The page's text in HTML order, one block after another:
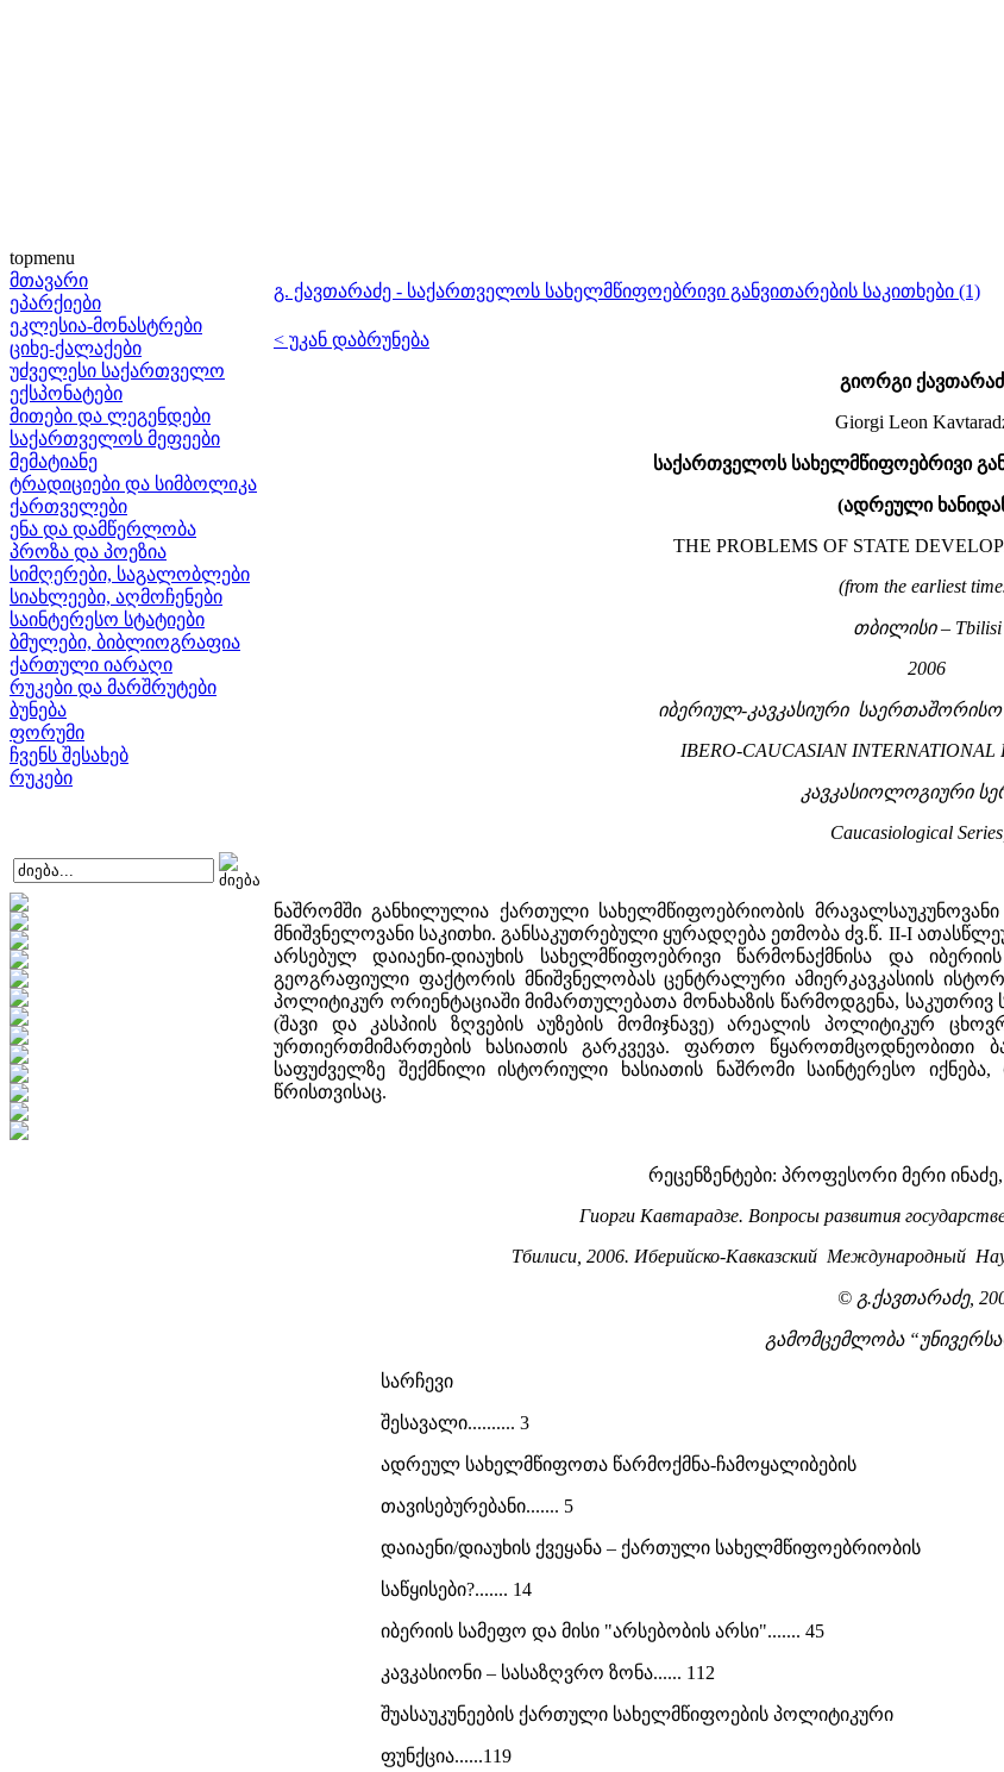
topmenu
მთავარი
ეპარქიები
ეკლესია-მონასტრები
ციხე-ქალაქები
უძველესი საქართველო
ექსპონატები
მითები და ლეგენდები
საქართველოს მეფეები
მემატიანე
ტრადიციები და სიმბოლიკა
ქართველები
ენა და დამწერლობა
პროზა და პოეზია
სიმღერები, საგალობლები
სიახლეები, აღმოჩენები
საინტერესო სტატიები
ბმულები, ბიბლიოგრაფია
ქართული იარაღი
რუკები და მარშრუტები
ბუნება
ფორუმი
ჩვენს შესახებ
რუკები
გ. ქავთარაძე - საქართველოს სახელმწიფოებრივი განვითარების საკითხები (1)
< უკან დაბრუნება
გიორგი
Giorgi Leon
საქართველოს სახელმწიფოებრივი
(ადრეული
THE PROBLEMS OF STATE
(from the earliest
თბილისი – Tbilisi
2006
იბერიულ-კავკასიური
IBERO-CAUCASIAN INTERNATIONAL
კავკასიოლოგიური
Caucasiological
ნაშრომში განხილულია ქართული სახელმწიფოებრიობის
მნიშვნელოვანი საკითხი. განსაკუთრებული ყურადღება ეთმობა ძვ.წ. II-I
არსებულ დაიაენი-დიაუხის სახელმწიფოებრივი წარმონაქმნისა და
გეოგრაფიული ფაქტორის მნიშვნელობას ცენტრალური ამიერკავკასიის
პოლიტიკურ ორიენტაციაში მიმართულებათა მონახაზის წარმოდგენა,
(შავი და კასპიის ზღვების აუზების მომიჯნავე) არეალის პოლიტიკურ
ურთიერთმიმართების ხასიათის გარკვევა. ფართო წყაროთმცოდნეობითი
საფუძველზე შექმნილი ისტორიული ხასიათის ნაშრომი საინტერესო
წრისთვისაც.
რეცენზენტები: პროფესორი მერი
Гиорги Кавтарадзе. Вопросы развития
Тбилиси, 2006. Иберийско-Кавказский Международный
© გ.ქავთარაძე,
გამომცემლობა
სარჩევი
შესავალი.......... 3
ადრეულ სახელმწიფოთა წარმოქმნა-ჩამოყალიბების
თავისებურებანი....... 5
დაიაენი/დიაუხის ქვეყანა – ქართული სახელმწიფოებრიობის
საწყისები?....... 14
იბერიის სამეფო და მისი "არსებობის არსი"....... 45
კავკასიონი – სასაზღვრო ზონა...... 112
შუასაუკუნეების ქართული სახელმწიფოების პოლიტიკური
ფუნქცია......119